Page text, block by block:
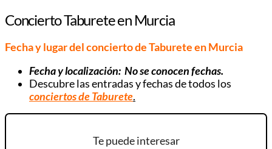
Concierto Taburete en Murcia
Fecha y lugar del concierto de Taburete en Murcia
Fecha y localización: No se conocen fechas.
Descubre las entradas y fechas de todos los
conciertos de Taburete.
Te puede interesar